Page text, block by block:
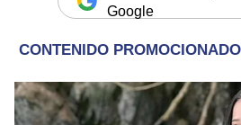
Google